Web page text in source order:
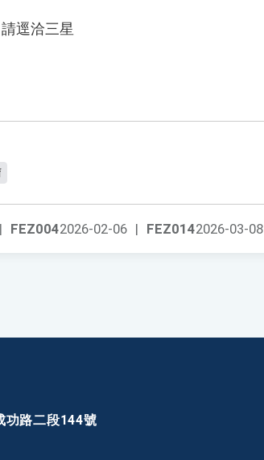
逕洽三星
FEZ0142026-03-08
FEZ0042026-02-06 |
|
功路二段144號